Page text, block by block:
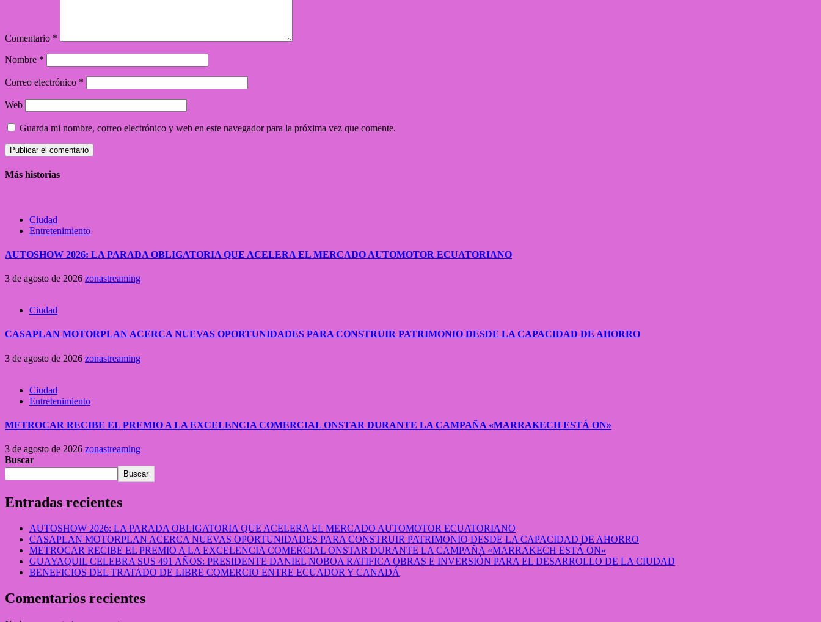
Comentario *
Nombre *
Correo electrónico *
Web
Guarda mi nombre, correo electrónico y web en este navegador para la próxima vez que comente.
Más historias
Ciudad
Entretenimiento
AUTOSHOW 2026: LA PARADA OBLIGATORIA QUE ACELERA EL MERCADO AUTOMOTOR ECUATORIANO
3 de agosto de 2026 zonastreaming
Ciudad
CASAPLAN MOTORPLAN ACERCA NUEVAS OPORTUNIDADES PARA CONSTRUIR PATRIMONIO DESDE LA CAPACIDAD DE AHORRO
3 de agosto de 2026 zonastreaming
Ciudad
Entretenimiento
METROCAR RECIBE EL PREMIO A LA EXCELENCIA COMERCIAL ONSTAR DURANTE LA CAMPAÑA «MARRAKECH ESTÁ ON»
3 de agosto de 2026 zonastreaming
Buscar
Buscar
Entradas recientes
AUTOSHOW 2026: LA PARADA OBLIGATORIA QUE ACELERA EL MERCADO AUTOMOTOR ECUATORIANO
CASAPLAN MOTORPLAN ACERCA NUEVAS OPORTUNIDADES PARA CONSTRUIR PATRIMONIO DESDE LA CAPACIDAD DE AHORRO
METROCAR RECIBE EL PREMIO A LA EXCELENCIA COMERCIAL ONSTAR DURANTE LA CAMPAÑA «MARRAKECH ESTÁ ON»
GUAYAQUIL CELEBRA SUS 491 AÑOS: PRESIDENTE DANIEL NOBOA RATIFICA OBRAS E INVERSIÓN PARA EL DESARROLLO DE LA CIUDAD
BENEFICIOS DEL TRATADO DE LIBRE COMERCIO ENTRE ECUADOR Y CANADÁ
Comentarios recientes